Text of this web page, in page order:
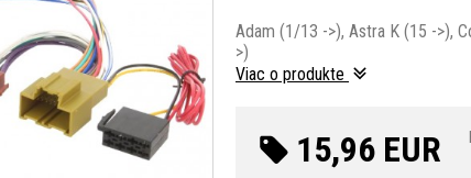
Adam (1/13 ->), Astra K (15 ->),
>)
Viac o produkte
15,96 EUR